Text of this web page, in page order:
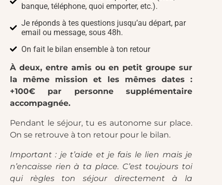
banque, téléphone, quoi emporter, etc.).
Je réponds à tes questions jusqu’au départ, par
email ou message, sous 48h.
On fait le bilan ensemble à ton retour
À deux, entre amis ou en petit groupe sur
la même mission et les mêmes dates :
+100€ par personne supplémentaire
accompagnée.
Pendant le séjour, tu es autonome sur place.
On se retrouve à ton retour pour le bilan.
Important : je t’aide et je fais le lien mais je
n’encaisse rien à ta place. C’est toujours toi
qui règles ton séjour directement à la